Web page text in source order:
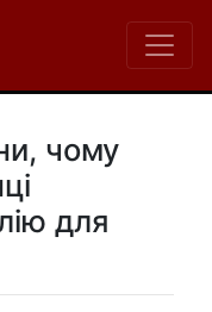
чому
для